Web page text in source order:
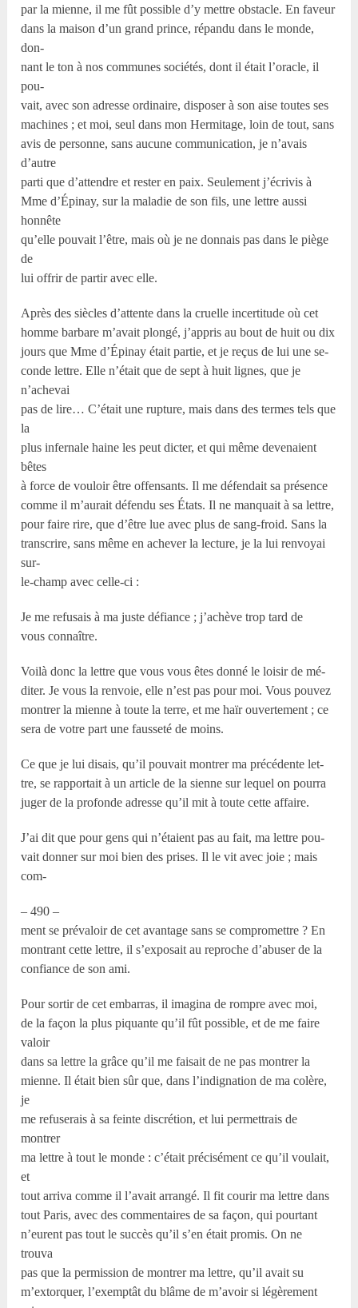
par la mienne, il me fût possible d’y mettre obstacle. En faveur
dans la maison d’un grand prince, répandu dans le monde,
don-
nant le ton à nos communes sociétés, dont il était l’oracle, il
pou-
vait, avec son adresse ordinaire, disposer à son aise toutes ses
machines ; et moi, seul dans mon Hermitage, loin de tout, sans
avis de personne, sans aucune communication, je n’avais
d’autre
parti que d’attendre et rester en paix. Seulement j’écrivis à
Mme d’Épinay, sur la maladie de son fils, une lettre aussi
honnête
qu’elle pouvait l’être, mais où je ne donnais pas dans le piège
de
lui offrir de partir avec elle.
Après des siècles d’attente dans la cruelle incertitude où cet
homme barbare m’avait plongé, j’appris au bout de huit ou dix
jours que Mme d’Épinay était partie, et je reçus de lui une se-
conde lettre. Elle n’était que de sept à huit lignes, que je
n’achevai
pas de lire… C’était une rupture, mais dans des termes tels que
la
plus infernale haine les peut dicter, et qui même devenaient
bêtes
à force de vouloir être offensants. Il me défendait sa présence
comme il m’aurait défendu ses États. Il ne manquait à sa lettre,
pour faire rire, que d’être lue avec plus de sang-froid. Sans la
transcrire, sans même en achever la lecture, je la lui renvoyai
sur-
le-champ avec celle-ci :
Je me refusais à ma juste défiance ; j’achève trop tard de
vous connaître.
Voilà donc la lettre que vous vous êtes donné le loisir de mé-
diter. Je vous la renvoie, elle n’est pas pour moi. Vous pouvez
montrer la mienne à toute la terre, et me haïr ouvertement ; ce
sera de votre part une fausseté de moins.
Ce que je lui disais, qu’il pouvait montrer ma précédente let-
tre, se rapportait à un article de la sienne sur lequel on pourra
juger de la profonde adresse qu’il mit à toute cette affaire.
J’ai dit que pour gens qui n’étaient pas au fait, ma lettre pou-
vait donner sur moi bien des prises. Il le vit avec joie ; mais
com-
– 490 –
ment se prévaloir de cet avantage sans se compromettre ? En
montrant cette lettre, il s’exposait au reproche d’abuser de la
confiance de son ami.
Pour sortir de cet embarras, il imagina de rompre avec moi,
de la façon la plus piquante qu’il fût possible, et de me faire
valoir
dans sa lettre la grâce qu’il me faisait de ne pas montrer la
mienne. Il était bien sûr que, dans l’indignation de ma colère,
je
me refuserais à sa feinte discrétion, et lui permettrais de
montrer
ma lettre à tout le monde : c’était précisément ce qu’il voulait,
et
tout arriva comme il l’avait arrangé. Il fit courir ma lettre dans
tout Paris, avec des commentaires de sa façon, qui pourtant
n’eurent pas tout le succès qu’il s’en était promis. On ne
trouva
pas que la permission de montrer ma lettre, qu’il avait su
m’extorquer, l’exemptât du blâme de m’avoir si légèrement